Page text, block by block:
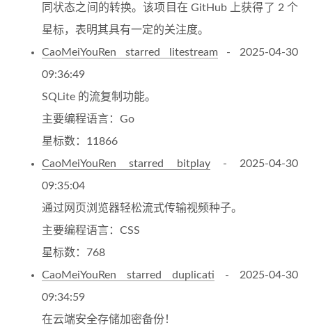
同状态之间的转换。该项目在 GitHub 上获得了 2 个
星标，表明其具有一定的关注度。
CaoMeiYouRen starred litestream - 2025-04-30
09:36:49
SQLite 的流复制功能。
主要编程语言：Go
星标数：11866
CaoMeiYouRen starred bitplay- 2025-04-30
09:35:04
通过网页浏览器轻松流式传输视频种子。
主要编程语言：CSS
星标数：768
CaoMeiYouRen starred duplicati - 2025-04-30
09:34:59
在云端安全存储加密备份！